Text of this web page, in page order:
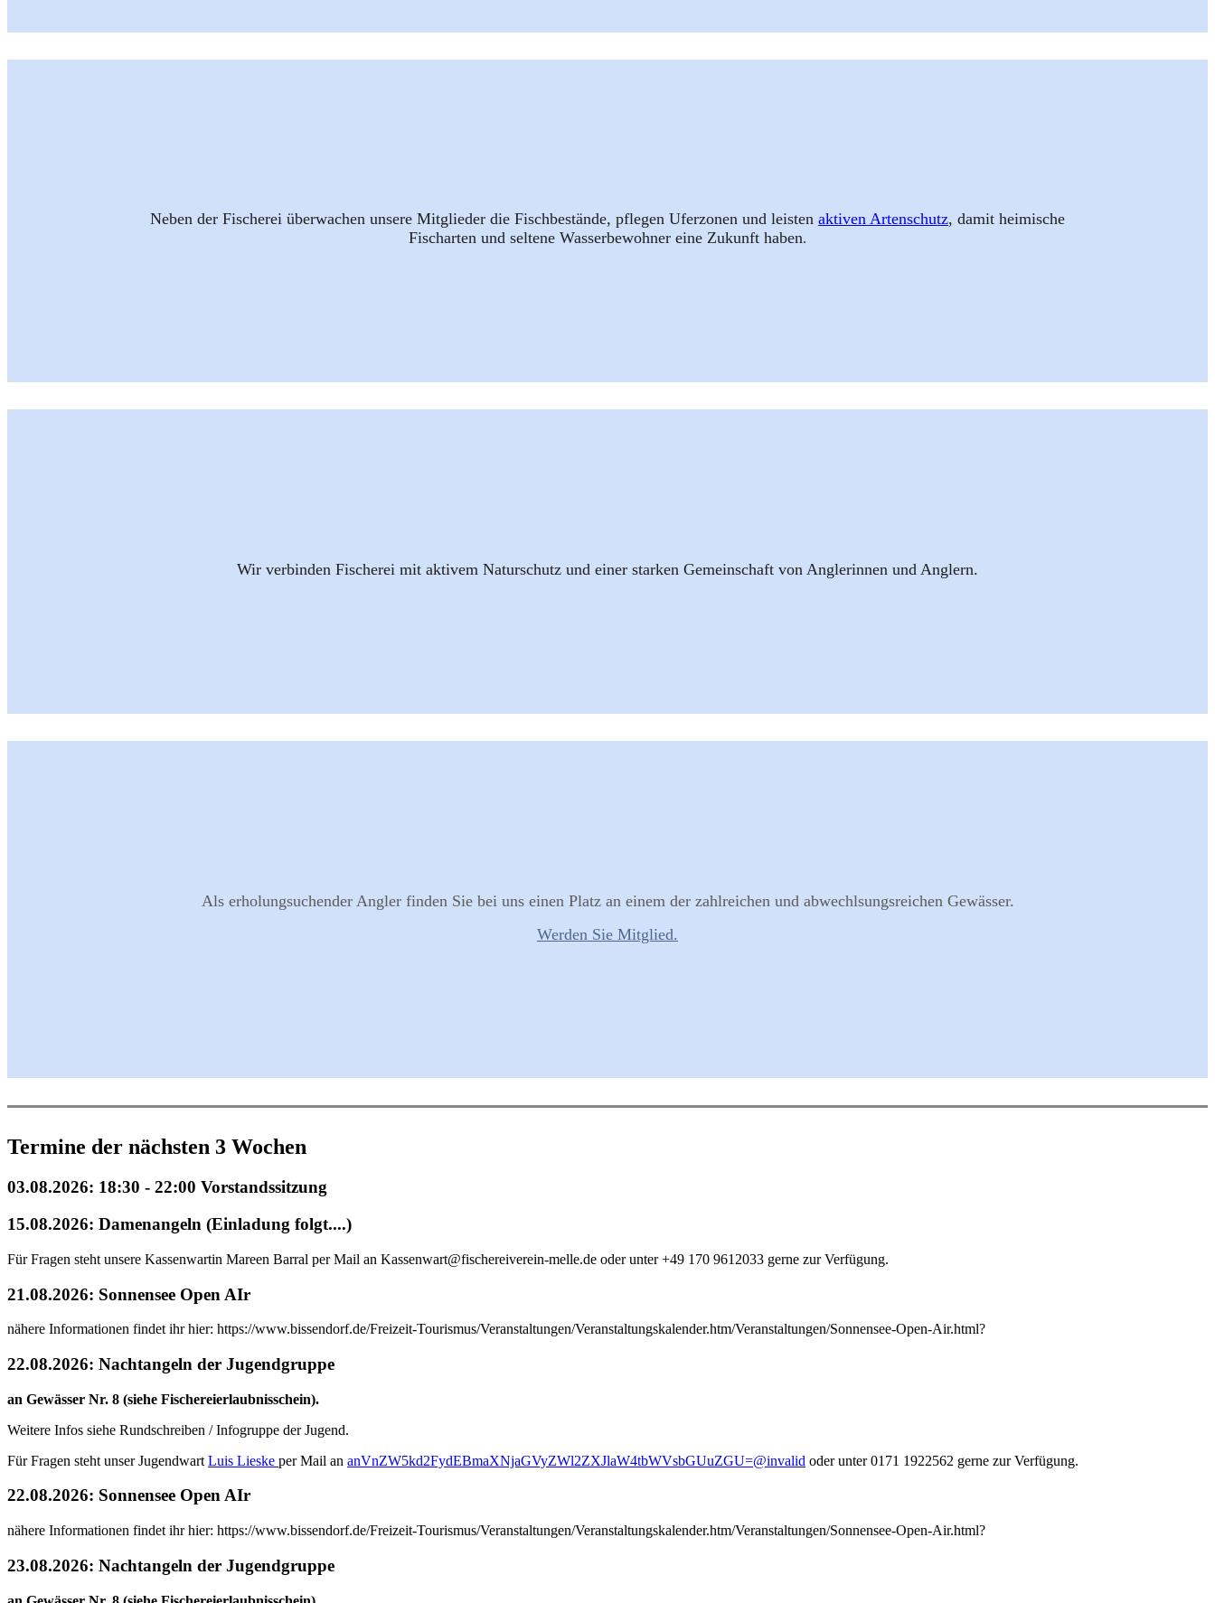
Neben der Fischerei überwachen unsere Mitglieder die Fischbestände, pflegen Uferzonen und leisten aktiven Artenschutz, damit heimische
Fischarten und seltene Wasserbewohner eine Zukunft haben.
Wir verbinden Fischerei mit aktivem Naturschutz und einer starken Gemeinschaft von Anglerinnen und Anglern.
Als erholungsuchender Angler finden Sie bei uns einen Platz an einem der zahlreichen und abwechlsungsreichen Gewässer.
Werden Sie Mitglied.
Termine der nächsten 3 Wochen
03.08.2026: 18:30 - 22:00 Vorstandssitzung
15.08.2026: Damenangeln (Einladung folgt....)
Für Fragen steht unsere Kassenwartin Mareen Barral per Mail an Kassenwart@fischereiverein-melle.de oder unter +49 170 9612033 gerne zur Verfügung.
21.08.2026: Sonnensee Open AIr
nähere Informationen findet ihr hier: https://www.bissendorf.de/Freizeit-Tourismus/Veranstaltungen/Veranstaltungskalender.htm/Veranstaltungen/Sonnensee-Open-Air.html?
22.08.2026: Nachtangeln der Jugendgruppe
an Gewässer Nr. 8 (siehe Fischereierlaubnisschein).
Weitere Infos siehe Rundschreiben / Infogruppe der Jugend.
Für Fragen steht unser Jugendwart Luis Lieske per Mail an anVnZW5kd2FydEBmaXNjaGVyZWl2ZXJlaW4tbWVsbGUuZGU=@invalid oder unter 0171 1922562 gerne zur Verfügung.
22.08.2026: Sonnensee Open AIr
nähere Informationen findet ihr hier: https://www.bissendorf.de/Freizeit-Tourismus/Veranstaltungen/Veranstaltungskalender.htm/Veranstaltungen/Sonnensee-Open-Air.html?
23.08.2026: Nachtangeln der Jugendgruppe